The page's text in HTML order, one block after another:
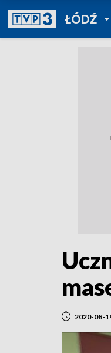
ŁÓDŹ
TVP
2020-08-